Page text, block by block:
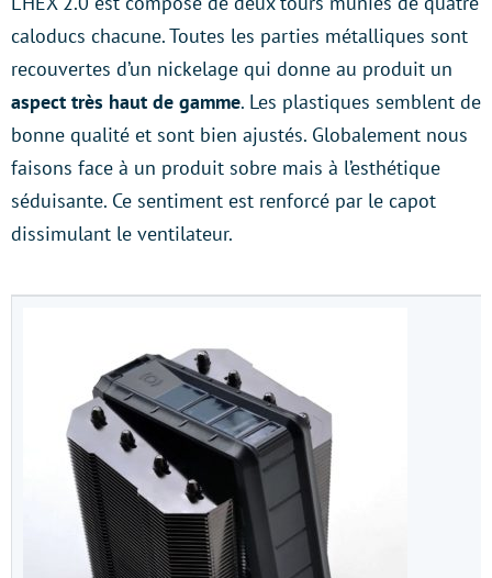
caloducs chacune. Toutes les parties métalliques sont
recouvertes d’un nickelage qui donne au produit un
aspect très haut de gamme. Les plastiques semblent de
bonne qualité et sont bien ajustés. Globalement nous
faisons face à un produit sobre mais à l’esthétique
séduisante. Ce sentiment est renforcé par le capot
dissimulant le ventilateur.